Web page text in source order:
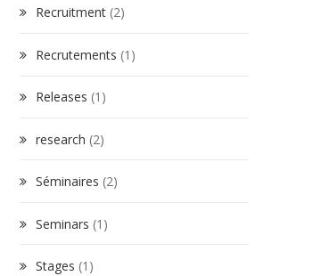
Recruitment(2)
Recrutements (1)
Releases (1)
research (2)
Séminaires (2)
Seminars (1)
Stages (1)